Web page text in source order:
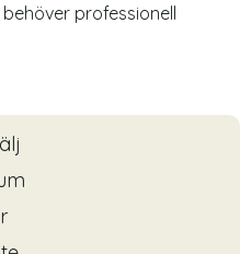
professionell